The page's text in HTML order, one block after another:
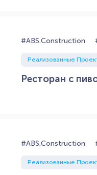
#ABS.Construction
Реализованные
Ресторан с
#ABS.Construction
Реализованные